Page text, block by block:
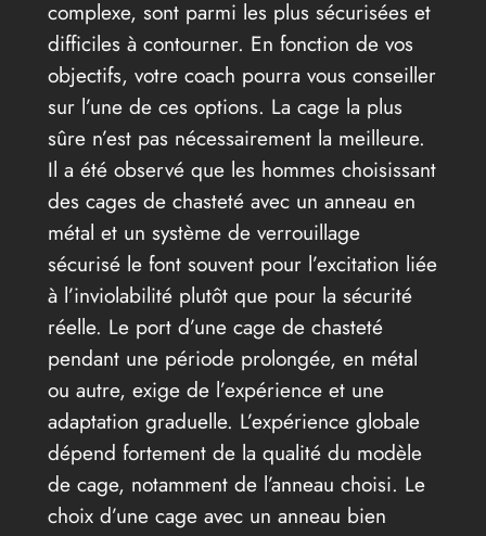
complexe, sont parmi les plus sécurisées et
difficiles à contourner. En fonction de vos
objectifs, votre coach pourra vous conseiller
sur l’une de ces options. La cage la plus
sûre n’est pas nécessairement la meilleure.
Il a été observé que les hommes choisissant
des cages de chasteté avec un anneau en
métal et un système de verrouillage
sécurisé le font souvent pour l’excitation liée
à l’inviolabilité plutôt que pour la sécurité
réelle. Le port d’une cage de chasteté
pendant une période prolongée, en métal
ou autre, exige de l’expérience et une
adaptation graduelle. L’expérience globale
dépend fortement de la qualité du modèle
de cage, notamment de l’anneau choisi. Le
choix d’une cage avec un anneau bien